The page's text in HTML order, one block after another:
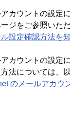
カウントの設定
ジをご参照いた
設定確認方法を
カウントの設定
法については、
のメールアカウ